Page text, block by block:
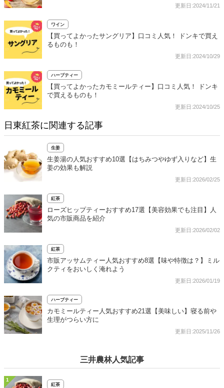
更新日:2024/11/21
ワイン
【買ってよかったサングリア】口コミ人気！ ドンキで買え
るものも！
更新日:2024/10/29
ハーブティー
【買ってよかったカモミールティー】口コミ人気！ ドンキ
で買えるものも！
更新日:2024/10/25
日東紅茶に関連する記事
生姜
生姜湯の人気おすすめ10選【はちみつやゆず入りなど】生
姜の効果も解説
更新日:2026/02/25
紅茶
ローズヒップティーおすすめ17選【美容効果でも注目】人
気の市販商品を紹介
更新日:2026/02/02
紅茶
市販アッサムティー人気おすすめ8選【味や特徴は？】ミル
クティをおいしく淹れよう
更新日:2026/01/19
ハーブティー
カモミールティー人気おすすめ21選【美味しい】寝る前や
生理がつらい方に
更新日:2025/11/26
三井農林人気記事
1
紅茶